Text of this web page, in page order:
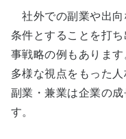
社外での副業や出向
条件とすることを打
事戦略の例もありま
多様な視点をもった
副業・兼業は企業の
す。